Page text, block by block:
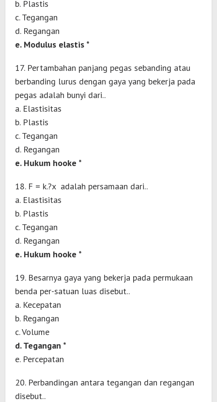
b. Plastis
c. Tegangan
d. Regangan
e. Modulus elastis *
17. Pertambahan panjang pegas sebanding atau
berbanding lurus dengan gaya yang bekerja pada
pegas adalah bunyi dari..
a. Elastisitas
b. Plastis
c. Tegangan
d. Regangan
e. Hukum hooke *
18. F = k.?x adalah persamaan dari..
a. Elastisitas
b. Plastis
c. Tegangan
d. Regangan
e. Hukum hooke *
19. Besarnya gaya yang bekerja pada permukaan
benda per-satuan luas disebut..
a. Kecepatan
b. Regangan
c. Volume
d. Tegangan *
e. Percepatan
20. Perbandingan antara tegangan dan regangan
disebut..